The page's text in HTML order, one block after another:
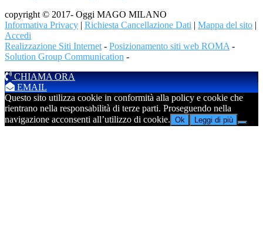
copyright © 2017- Oggi MAGO MILANO
Informativa Privacy | Richiesta Cancellazione Dati | Mappa del sito |
Accedi
Realizzazione Siti Internet - Posizionamento siti web ROMA -
Solution Group Communication -
CHIAMA ORA
EMAIL
Questo sito utilizza cookie in conformità alla policy e cookie che
rientrano nella responsabilità di terze parti. Proseguendo nella
navigazione acconsenti all’utilizzo di cookie. Ok Leggi di più